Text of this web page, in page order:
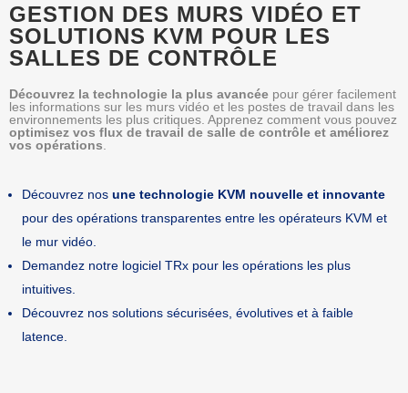
GESTION DES MURS VIDÉO ET
SOLUTIONS KVM POUR LES
SALLES DE CONTRÔLE
Découvrez la technologie la plus avancée pour gérer facilement
les informations sur les murs vidéo et les postes de travail dans les
environnements les plus critiques. Apprenez comment vous pouvez
optimisez vos flux de travail de salle de contrôle et améliorez
vos opérations
Découvrez nos une technologie KVM nouvelle et innovante
pour des opérations transparentes entre les opérateurs KVM et
le mur vidéo.
Demandez notre logiciel TRx pour les opérations les plus
intuitives.
Découvrez nos solutions sécurisées, évolutives et à faible
latence.